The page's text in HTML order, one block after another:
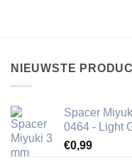
NIEUWSTE
Spacer
0464 - Light
€0,99